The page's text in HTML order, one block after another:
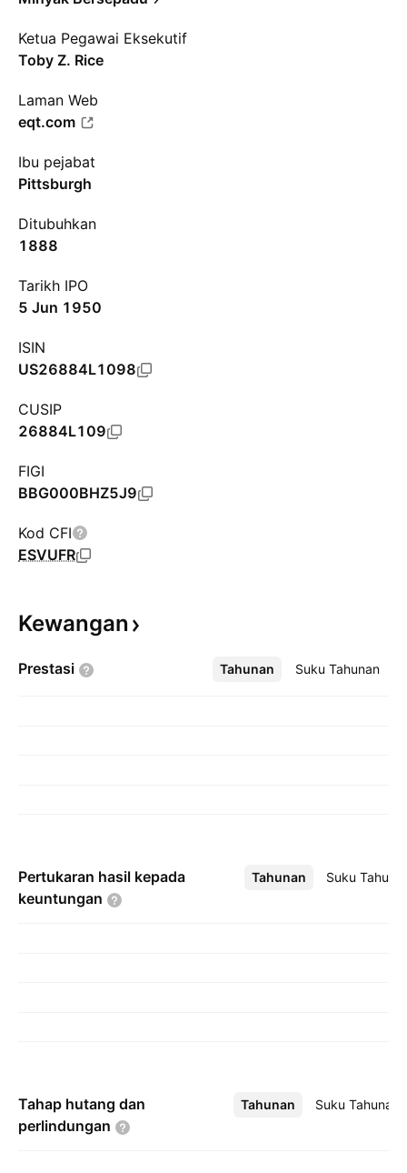
Ketua Pegawai Eksekutif
Toby Z. Rice
Laman Web
eqt.com
Ibu pejabat
Pittsburgh
Ditubuhkan
1888
Tarikh IPO
5 Jun 1950
ISIN
US26884L1098
CUSIP
26884L109
FIGI
BBG000BHZ5J9
Kod CFI
ESVUFR
Kewangan
Prestasi Tahunan Suku Tahunan
Lebih
Pertukaran hasil kepada
keuntungan
Tahunan Suku
Lebih
Tahap hutang dan
perlindungan
Tahunan Suku Tahunan
Lebih